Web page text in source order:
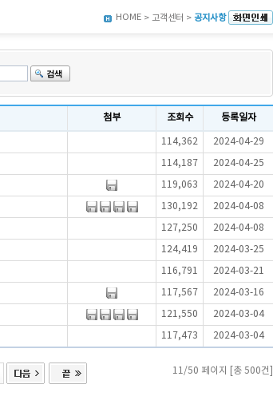
HOME > 고객센터 > 공지사항
첨부 조회수 등록일자
114,362 2024-04-29
114,187 2024-04-25
119,063 2024-04-20
130,192 2024-04-08
127,250 2024-04-08
124,419 2024-03-25
116,791 2024-03-21
117,567 2024-03-16
121,550 2024-03-04
117,473 2024-03-04
11/50 페이지 [총 500건]